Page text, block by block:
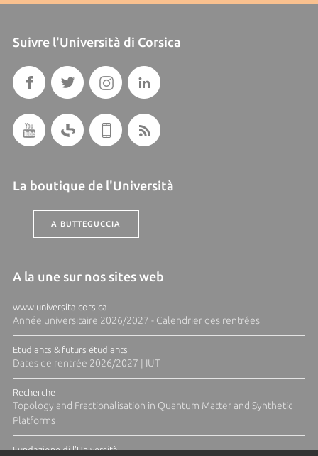
Suivre l'Università di Corsica
La boutique de l'Università
A BUTTEGUCCIA
A la une sur nos sites web
www.universita.corsica
Année universitaire 2026/2027 - Calendrier des rentrées
Etudiants & futurs étudiants
Dates de rentrée 2026/2027 | IUT
Recherche
Topology and Fractionalisation in Quantum Matter and Synthetic
Platforms
Fundazione di l'Università